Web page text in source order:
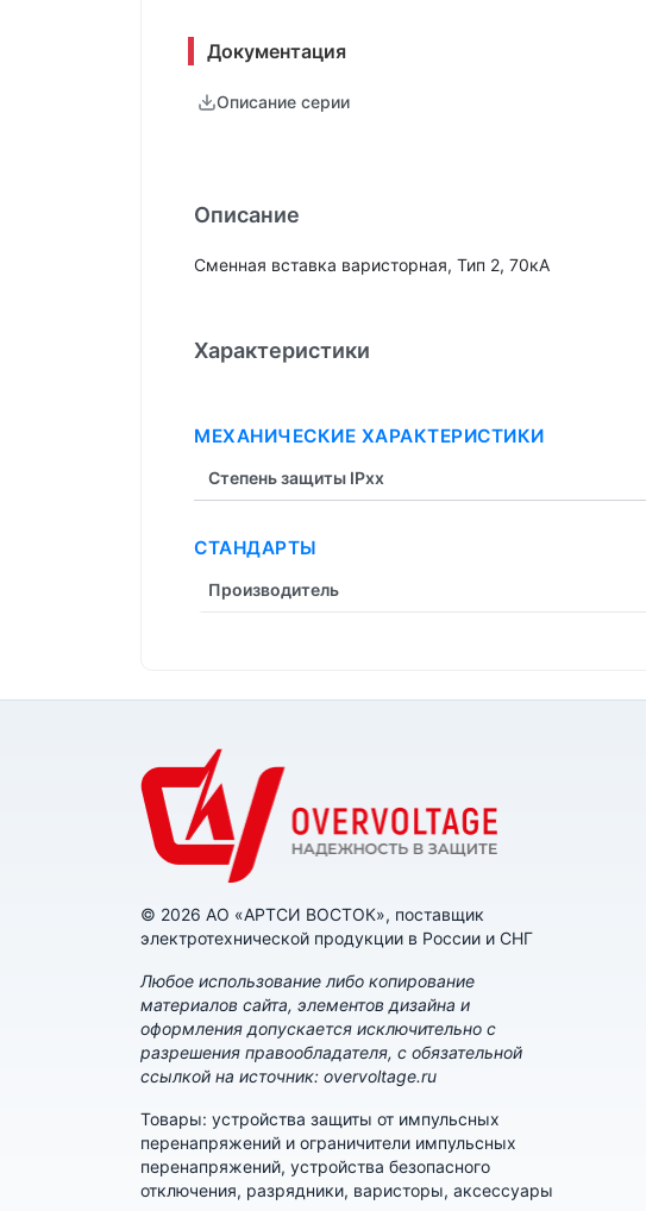
Документация
Описание серии
Описание
Сменная вставка варисторная, Тип 2, 70кА
Характеристики
МЕХАНИЧЕСКИЕ ХАРАКТЕРИСТИКИ
Степень защиты IPxx
СТАНДАРТЫ
Производитель
© 2026 АО «АРТСИ ВОСТОК», поставщик
электротехнической продукции в России и СНГ
Любое использование либо копирование
материалов сайта, элементов дизайна и
оформления допускается исключительно с
разрешения правообладателя, с обязательной
ссылкой на источник: overvoltage.ru
Товары: устройства защиты от импульсных
перенапряжений и ограничители импульсных
перенапряжений, устройства безопасного
отключения, разрядники, варисторы, аксессуары